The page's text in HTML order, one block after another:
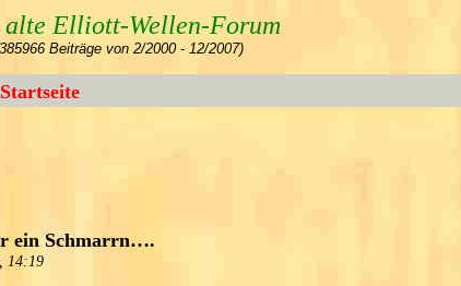
alte Elliott-Wellen-Forum
Beiträge von 2/2000 - 12/2007)
Startseite
ein Schmarrn….
14:19